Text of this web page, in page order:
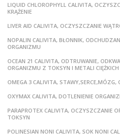
LIQUID CHLOROPHYLL CALIVITA,
KRĄŻENIE
LIVER AID CALIVITA, OCZYSZCZANIE
NOPALIN CALIVITA, BŁONNIK,
ORGANIZMU
OCEAN 21 CALIVITA, ODTRUWANIE,
ORGANIZMU Z TOKSYN I METALI CIĘŻKICH
OMEGA 3 CALIVITA, STAWY,SERCE,MÓZG,
OXYMAX CALIVITA, DOTLENIENIE
PARAPROTEX CALIVITA, OCZYSZCZANIE
TOKSYN
POLINESIAN NONI CALIVITA, SOK NONI